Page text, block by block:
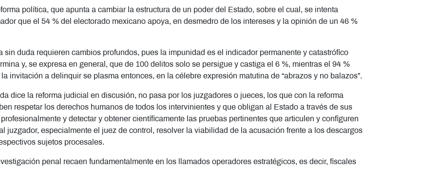
política, que apunta a cambiar la estructura de un poder del Estado, sobre el cual, se intenta
que el 54 % del electorado mexicano apoya, en desmedro de los intereses y la opinión de un 46 %
duda requieren cambios profundos, pues la impunidad es el indicador permanente y catastrófico
y, se expresa en general, que de 100 delitos solo se persigue y castiga el 6 %, mientras el 94 %
invitación a delinquir se plasma entonces, en la célebre expresión matutina de “abrazos y no balazos”.
dice la reforma judicial en discusión, no pasa por los juzgadores o jueces, los que con la reforma
respetar los derechos humanos de todos los intervinientes y que obligan al Estado a través de sus
y detectar y obtener científicamente las pruebas pertinentes que articulen y configuren
juzgador, especialmente el juez de control, resolver la viabilidad de la acusación frente a los descargos
sujetos procesales.
penal recaen fundamentalmente en los llamados operadores estratégicos, es decir, fiscales